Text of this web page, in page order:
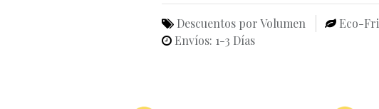
Descuentos por Volumen
Eco-
Envíos: 1-3 Días